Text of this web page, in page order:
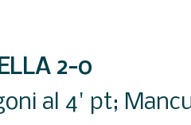
2-0
al 4' pt;